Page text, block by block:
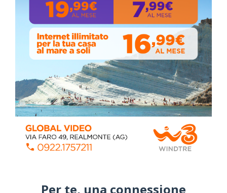
Per te, una connessione
Coronavirus: messaggio del Sindaco Zambito
ai cittadini
Domenica, Novembre 22, 2020
Stefano Bissi entra nella Strada degli
Scrittori, celebrazione a Siculiana (VIDEO)
Giovedì, Luglio 30, 2026